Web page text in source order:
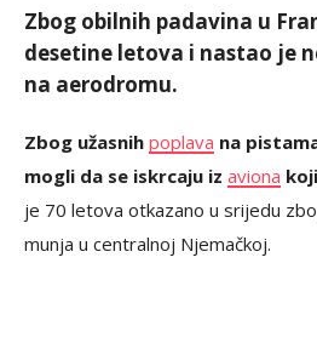
Zbog obilnih padavina u
desetine letova i nastao je
na aerodromu.
Zbog užasnih poplava na
mogli da se iskrcaju iz aviona
je 70 letova otkazano u srijedu
munja u centralnoj Njemačkoj.